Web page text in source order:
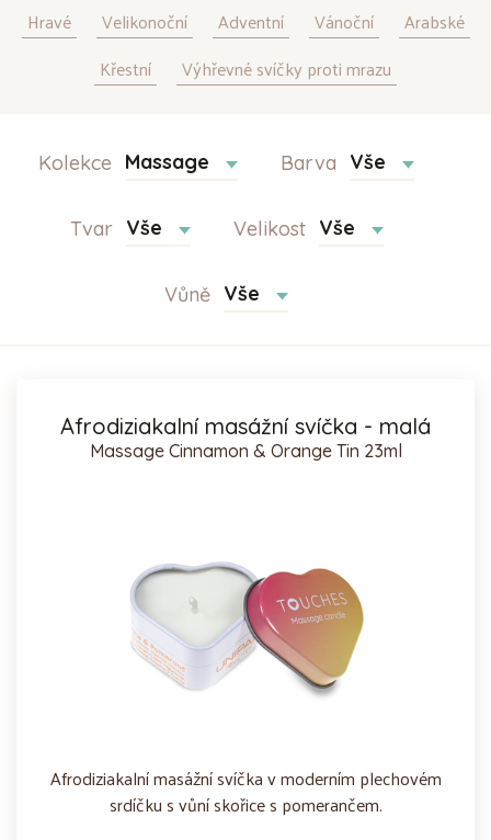
Hravé
Velikonoční Adventní Vánoční
Arabské
Křestní
Výhřevné svíčky proti mrazu
Kolekce Massage Barva Vše
Tvar Vše Velikost Vše
Vůně Vše
Afrodiziakalní masážní svíčka - malá
Massage Cinnamon & Orange Tin 23ml
Afrodiziakalní masážní svíčka v moderním plechovém
srdíčku s vůní skořice s pomerančem.